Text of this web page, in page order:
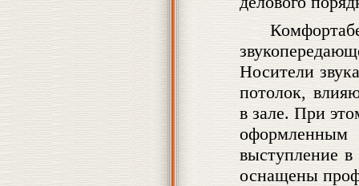
Носители
потолок,
в зале. При
выступление
оснащены